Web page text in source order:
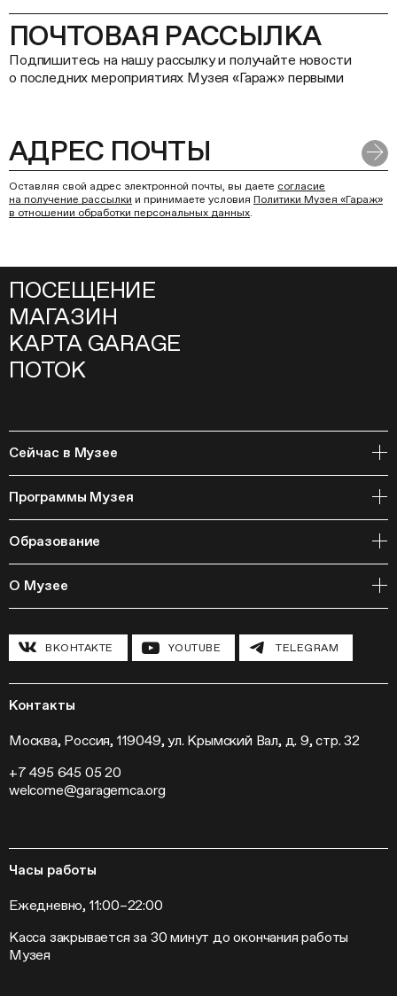
ПОЧТОВАЯ РАССЫЛКА
Подпишитесь на нашу рассылку и получайте новости
о последних мероприятиях Музея «Гараж» первыми
Оставляя свой адрес электронной почты, вы даете согласие
на получение рассылки и принимаете условия Политики Музея «Гараж»
в отношении обработки персональных данных.
ПОСЕЩЕНИЕ
МАГАЗИН
КАРТА GARAGE
ПОТОК
Сейчас в Музее
События
Программы Музея
Библиотека
Издательская программа
Мастерские
Полевые исследования
Инклюзивные программы
Конференции
Программа «Новые медиа»
Кинопрограмма
Выставки
Слет институций современного искусства
Образование
Курсы
Циклы лекций
О Музее
Павильон «Шестигранник»
Хроника Музея «Гараж»
Новости
Пресса
Контакты
ВКОНТАКТЕ YOUTUBE TELEGRAM
Контакты
Москва, Россия, 119049, ул. Крымский Вал, д. 9, стр. 32
+7 495 645 05 20
welcome@garagemca.org
Часы работы
Ежедневно, 11:00–22:00
Касса закрывается за 30 минут до окончания работы
Музея